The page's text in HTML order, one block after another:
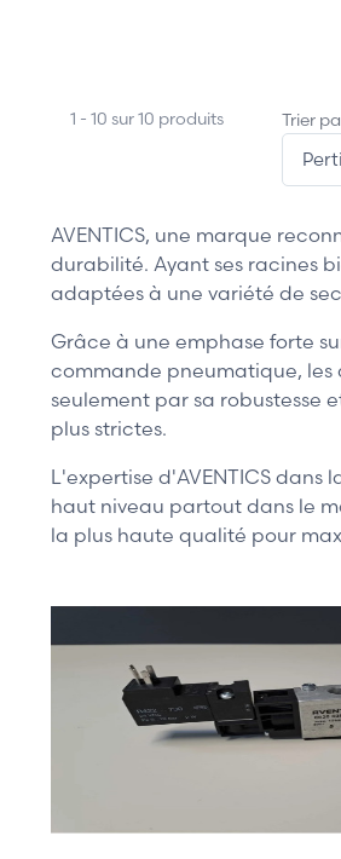
1 - 10 sur 10 produits Trier
AVENTICS, une marque
durabilité. Ayant ses racines
adaptées à une variété de
Grâce à une emphase forte
commande pneumatique, les
seulement par sa robustesse
plus strictes.
L'expertise d'AVENTICS
haut niveau partout dans le
la plus haute qualité pour